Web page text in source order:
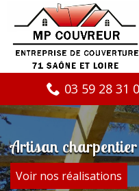
03 59 28 31
Artisan
Voir nos réalisations